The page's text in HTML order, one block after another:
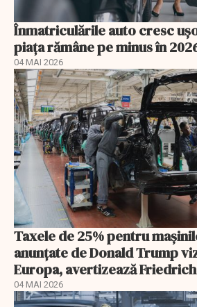
Înmatriculările auto cresc
piața rămâne pe minus în
04 MAI 2026
Taxele de 25% pentru
anunţate de Donald Trump
Europa, avertizează
04 MAI 2026